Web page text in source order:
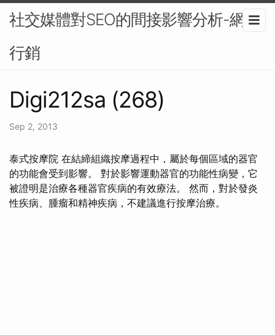
社交媒體對SEO的間接影響分析-網路
行銷
Digi212sa (268)
Sep 2, 2013
泰式按摩院 在結締組織按摩過程中，屬於每個區域的器官
的功能會受到影響。 對於影響運動器官的功能性病變，它
被證明是治療各種器官疾病的有效療法。 然而，對於發炎
性疾病、腫瘤和精神疾病，不建議進行按摩治療。